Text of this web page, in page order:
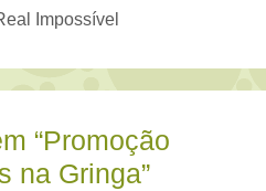
Impossível
“Promoção
na Gringa”